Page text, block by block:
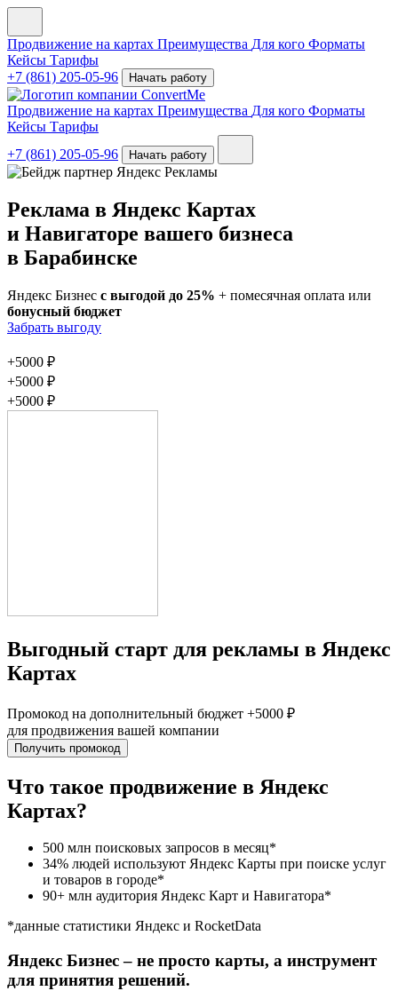
Продвижение на картах Преимущества Для кого Форматы
Кейсы Тарифы
+7 (861) 205-05-96
Начать работу
Продвижение на картах Преимущества Для кого Форматы
Кейсы Тарифы
+7 (861) 205-05-96
Начать работу
Реклама в Яндекс Картах
и Навигаторе вашего бизнеса
в Барабинске
Яндекс Бизнес с выгодой до 25% + помесячная оплата или
бонусный бюджет
Забрать выгоду
+5000 ₽
+5000 ₽
+5000 ₽
Выгодный старт для рекламы в Яндекс
Картах
Промокод на дополнительный бюджет +5000 ₽
для продвижения вашей компании
Получить промокод
Что такое продвижение в Яндекс
Картах?
500 млн поисковых запросов в месяц*
34% людей используют Яндекс Карты при поиске услуг
и товаров в городе*
90+ млн аудитория Яндекс Карт и Навигатора*
*данные статистики Яндекс и RocketData
Яндекс Бизнес – не просто карты, а инструмент
для принятия решений.